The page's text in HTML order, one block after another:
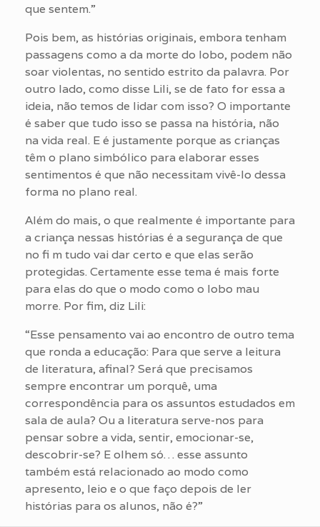
que sentem.”
Pois bem, as histórias originais, embora tenham
passagens como a da morte do lobo, podem não
soar violentas, no sentido estrito da palavra. Por
outro lado, como disse Lili, se de fato for essa a
ideia, não temos de lidar com isso? O importante
é saber que tudo isso se passa na história, não
na vida real. E é justamente porque as crianças
têm o plano simbólico para elaborar esses
sentimentos é que não necessitam vivê-lo dessa
forma no plano real.
Além do mais, o que realmente é importante para
a criança nessas histórias é a segurança de que
no fi m tudo vai dar certo e que elas serão
protegidas. Certamente esse tema é mais forte
para elas do que o modo como o lobo mau
morre. Por fim, diz Lili:
“Esse pensamento vai ao encontro de outro tema
que ronda a educação: Para que serve a leitura
de literatura, afinal? Será que precisamos
sempre encontrar um porquê, uma
correspondência para os assuntos estudados em
sala de aula? Ou a literatura serve-nos para
pensar sobre a vida, sentir, emocionar-se,
descobrir-se? E olhem só… esse assunto
também está relacionado ao modo como
apresento, leio e o que faço depois de ler
histórias para os alunos, não é?”